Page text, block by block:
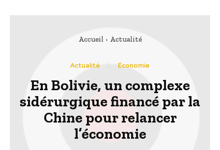
Accueil Actualité
Actualité Économie
En Bolivie, un complexe
sidérurgique financé par la
Chine pour relancer
l’économie